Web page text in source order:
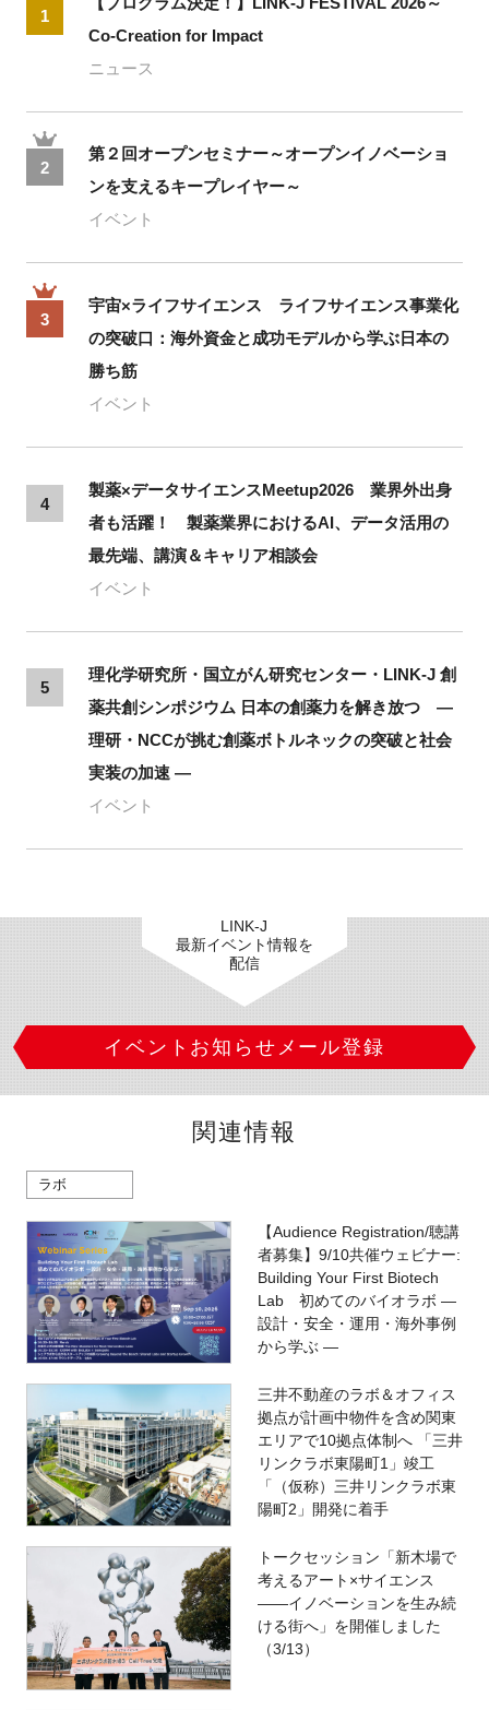
1
Co-Creation for Impact
ニュース
2
第２回オープンセミナー～オープンイノベーショ
ンを支えるキープレイヤー～
イベント
3
宇宙×ライフサイエンス ライフサイエンス事業化
の突破口：海外資金と成功モデルから学ぶ日本の
勝ち筋
イベント
4
製薬×データサイエンスMeetup2026 業界外出身
者も活躍！ 製薬業界におけるAI、データ活用の
最先端、講演＆キャリア相談会
イベント
5
理化学研究所・国立がん研究センター・LINK-J 創
薬共創シンポジウム 日本の創薬力を解き放つ ―
理研・NCCが挑む創薬ボトルネックの突破と社会
実装の加速 ―
イベント
LINK-J
最新イベント情報を
配信
イベントお知らせメール登録
関連情報
ラボ
【Audience Registration/聴講
者募集】9/10共催ウェビナー:
Building Your First Biotech
Lab 初めてのバイオラボ ―
設計・安全・運用・海外事例
から学ぶ ―
三井不動産のラボ＆オフィス
拠点が計画中物件を含め関東
エリアで10拠点体制へ 「三井
リンクラボ東陽町1」竣工
「（仮称）三井リンクラボ東
陽町2」開発に着手
トークセッション「新木場で
考えるアート×サイエンス
――イノベーションを生み続
ける街へ」を開催しました
（3/13）